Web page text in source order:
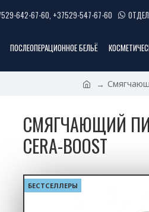
642-67-60, +37529-547-67-60
ПОСЛЕОПЕРАЦИОННОЕ БЕЛЬЁ
СМЯГЧАЮЩИЙ
CERA-BOOST
БЕСТСЕЛЛЕРЫ